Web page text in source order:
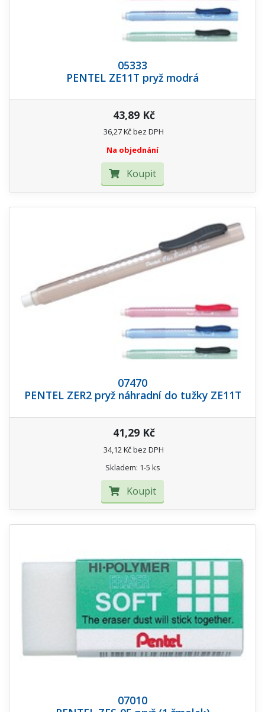
05333
PENTEL ZE11T pryž modrá
43,89 Kč
36,27 Kč bez DPH
Na objednání
Koupit
07470
PENTEL ZER2 pryž náhradní do tužky ZE11T
41,29 Kč
34,12 Kč bez DPH
Skladem: 1-5 ks
Koupit
07010